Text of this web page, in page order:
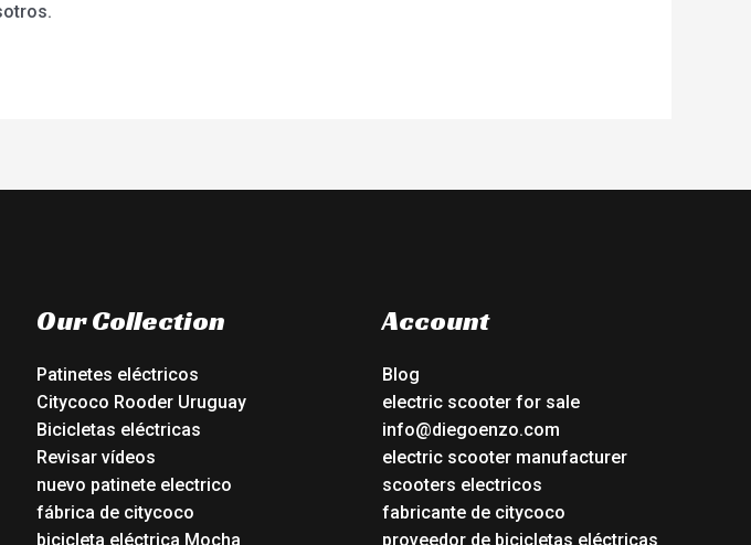
Our Collection
Patinetes eléctricos
Citycoco Rooder Uruguay
Bicicletas eléctricas
Revisar vídeos
nuevo patinete electrico
fábrica de citycoco
bicicleta eléctrica Mocha
Account
Blog
electric scooter for sale
info@diegoenzo.com
electric scooter manufacturer
scooters electricos
fabricante de citycoco
proveedor de bicicletas eléctricas